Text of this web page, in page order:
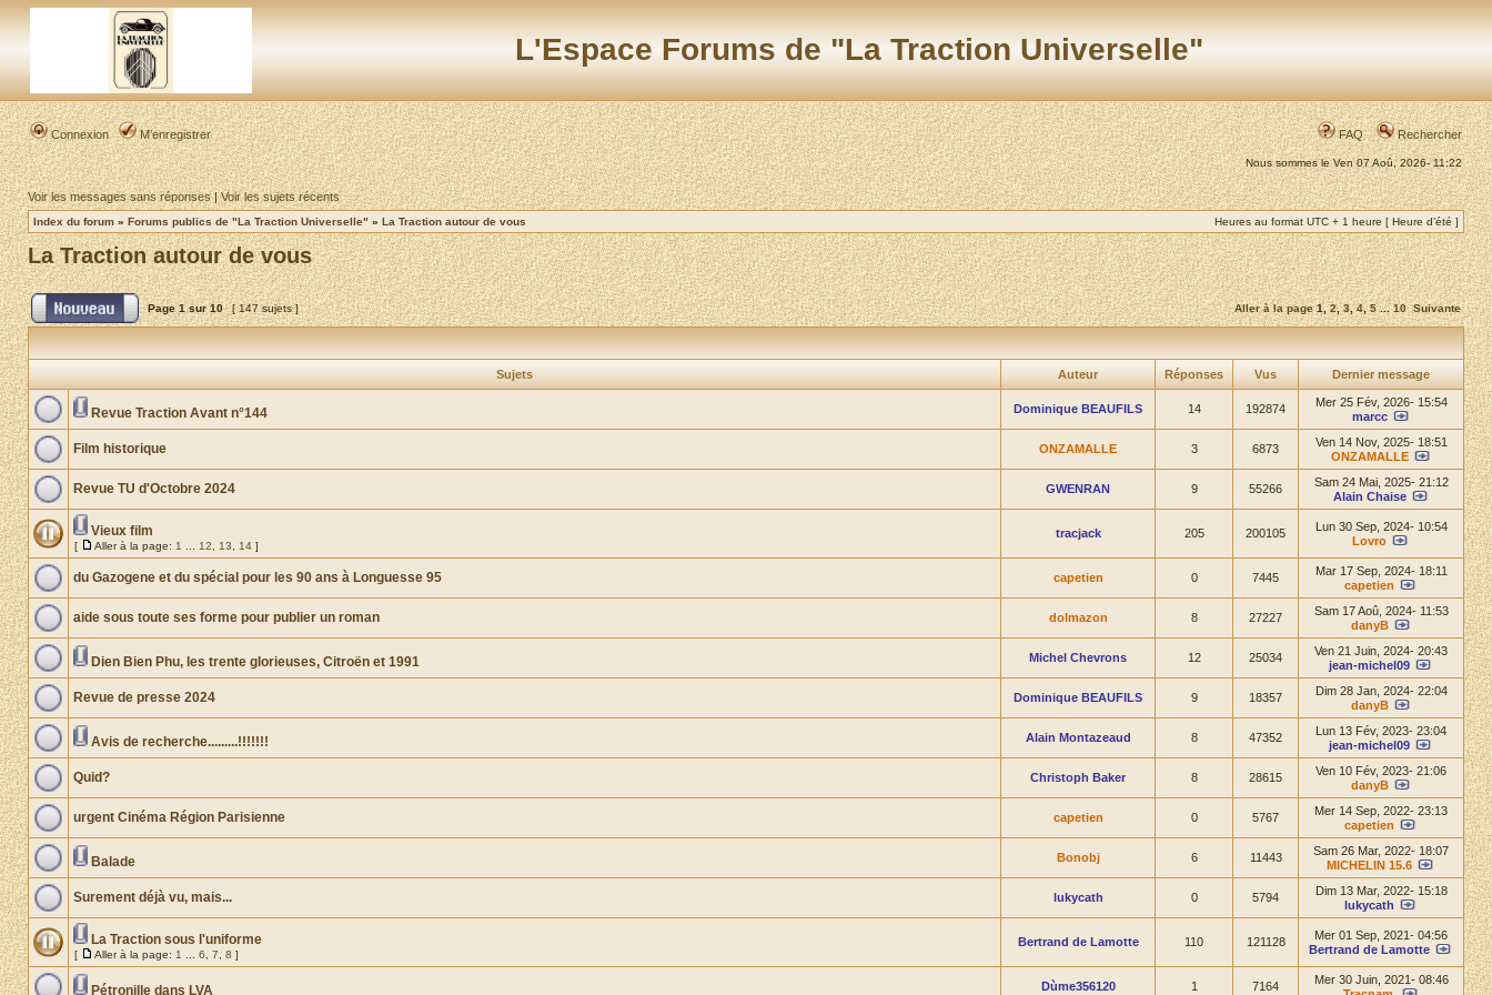
L'Espace Forums de "La Traction Universelle"
Connexion M’enregistrer FAQ Rechercher
Nous sommes le Ven 07 Aoû, 2026- 11:22
Voir les messages sans réponses|Voir les sujets récents
Index du forum » Forums publics de "La Traction Universelle" » La Traction autour de vous Heures au format UTC + 1 heure [ Heure d’été ]
La Traction autour de vous
Page1sur10 [ 147 sujets ] Aller à la page 1,2,3,4,5...10 Suivante
Sujets Auteur Réponses Vus Dernier message
Revue Traction Avant n°144 Dominique BEAUFILS 14 192874
Mer 25 Fév, 2026- 15:54
marcc
Film historique ONZAMALLE 3 6873
Ven 14 Nov, 2025- 18:51
ONZAMALLE
Revue TU d'Octobre 2024 GWENRAN 9 55266
Sam 24 Mai, 2025- 21:12
Alain Chaise
Vieux film
[ Aller à la page: 1 12 13 14 ]
tracjack 205 200105
Lun 30 Sep, 2024- 10:54
Lovro
du Gazogene et du spécial pour les 90 ans à Longuesse 95 capetien 0 7445
Mar 17 Sep, 2024- 18:11
capetien
aide sous toute ses forme pour publier un roman dolmazon 8 27227
Sam 17 Aoû, 2024- 11:53
danyB
Dien Bien Phu, les trente glorieuses, Citroën et 1991 Michel Chevrons 12 25034
Ven 21 Juin, 2024- 20:43
jean-michel09
Revue de presse 2024 Dominique BEAUFILS 9 18357
Dim 28 Jan, 2024- 22:04
danyB
Avis de recherche.........!!!!!!! Alain Montazeaud 8 47352
Lun 13 Fév, 2023- 23:04
jean-michel09
Quid? Christoph Baker 8 28615
Ven 10 Fév, 2023- 21:06
danyB
urgent Cinéma Région Parisienne capetien 0 5767
Mer 14 Sep, 2022- 23:13
capetien
Balade Bonobj 6 11443
Sam 26 Mar, 2022- 18:07
MICHELIN 15.6
Surement déjà vu, mais... lukycath 0 5794
Dim 13 Mar, 2022- 15:18
lukycath
La Traction sous l'uniforme
[ Aller à la page: 1 6 7 8 ]
Bertrand de Lamotte 110 121128
Mer 01 Sep, 2021- 04:56
Bertrand de Lamotte
Pétronille dans LVA Dùme356120 1 7164
Mer 30 Juin, 2021- 08:46